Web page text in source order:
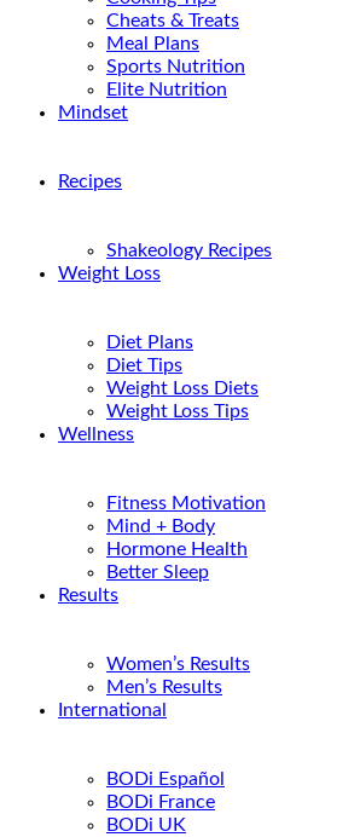
Cheats & Treats
Meal Plans
Sports Nutrition
Elite Nutrition
Mindset
Recipes
Shakeology Recipes
Weight Loss
Diet Plans
Diet Tips
Weight Loss Diets
Weight Loss Tips
Wellness
Fitness Motivation
Mind + Body
Hormone Health
Better Sleep
Results
Women’s Results
Men’s Results
International
BODi Español
BODi France
BODi UK